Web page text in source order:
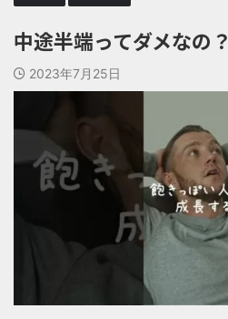
中途半端ってダメなの？
2023年7月25日